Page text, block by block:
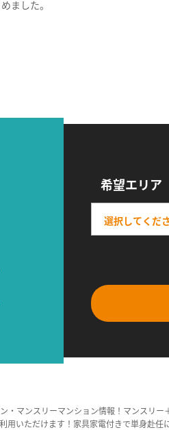
ました。
希望エリア
・マンスリーマンション情報！マンスリ
用いただけます！家具家電付きで単身赴